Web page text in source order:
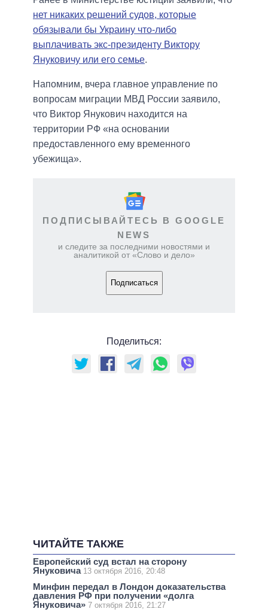
нет никаких решений судов, которые
обязывали бы Украину что-либо
выплачивать экс-президенту Виктору
Януковичу или его семье.
Напомним, вчера главное управление по
вопросам миграции МВД России заявило,
что Виктор Янукович находится на
территории РФ «на основании
предоставленного ему временного
убежища».
ПОДПИСЫВАЙТЕСЬ В GOOGLE
NEWS
и следите за последними новостями и
аналитикой от «Слово и дело»
Подписаться
Поделиться:
ЧИТАЙТЕ ТАКЖЕ
Европейский суд встал на сторону
Януковича 13 октября 2016, 20:48
Минфин передал в Лондон доказательства
давления РФ при получении «долга
Януковича» 7 октября 2016, 21:27